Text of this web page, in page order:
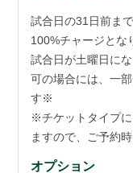
試合日の31日前ま
100%チャージとな
試合日が土曜日に
可の場合には、一
す※
※チケットタイプ
ますので、ご予約
オプション